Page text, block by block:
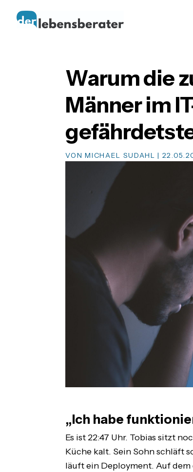
Warum die
Männer im
VONMICHAEL SUDAHL |
„Ich habe
Es ist 22:47 Uhr. Tobias sitzt
Küche kalt. Sein Sohn schläft
läuft ein Deployment. Auf